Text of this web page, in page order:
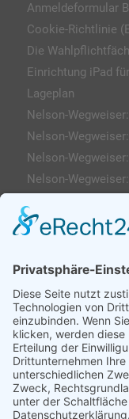
Anmeldeformular
Cookie-Richtlinie
Die
Einrichtung iPad
Lageplan
Nelson-
Nelson-
Nelson-
Nelson-
Impressum
AGs
Klassenfahrten /
Profilklassen 5/6
Formulare &
Nelson-Wegweiser
WebUntis / Sdui
Grünes
Kreativklasse